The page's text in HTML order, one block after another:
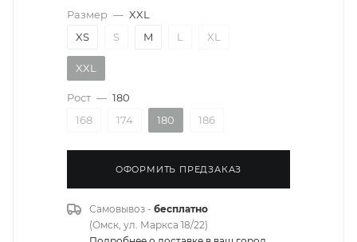
Размер — XXL
XS
S M L XL
XXL
Рост — 180
168
174 180 186
ОФОРМИТЬ ПРЕДЗАКАЗ
Самовывоз - бесплатно
(Омск, ул. Маркса 18/22)